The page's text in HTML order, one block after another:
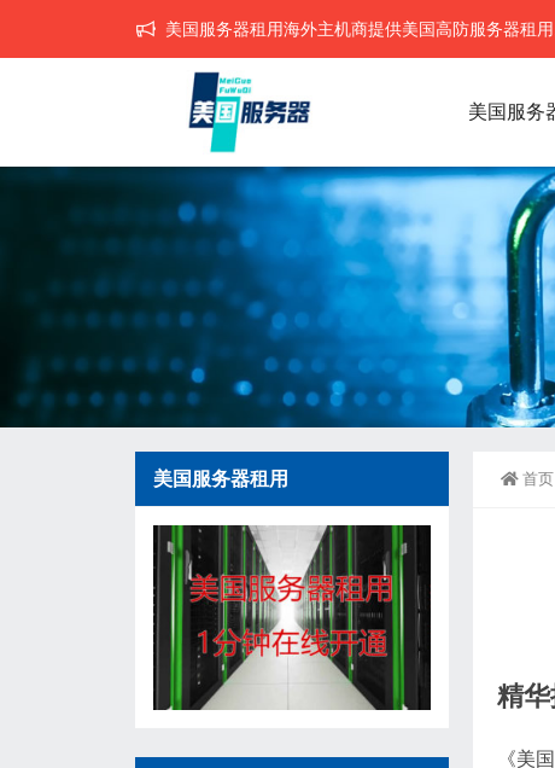
美国服务器租用海外主机商提供美国高防服务器租
美国服务
首页
精
《美
美国服务器租用